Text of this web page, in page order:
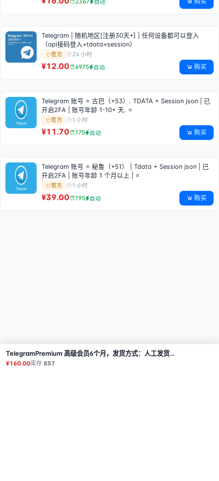
自动
Telegram | 随机地区[注册30天+] | 任何设备都可以登入
（api接码登入+tdata+session）
官方 24 小时
¥12.00 6975 自动 购买
Telegram 账号 ⭐ 古巴（+53）. TDATA + Session json | 已
开启2FA | 账号年龄 1-10+ 天. ⭐
官方 1 小时
¥11.70 175 自动 购买
Telegram 账号 ⭐ 秘鲁（+51） | Tdata + Session json | 已
开启2FA | 账号年龄 1 个月以上 | ⭐
官方 1 小时
¥39.00 195 自动 购买
TelegramPremium 高级会员6个月，发货方式：人工发货礼品链接【注：购买必须提交售后工单才发货】
¥160.00库存857